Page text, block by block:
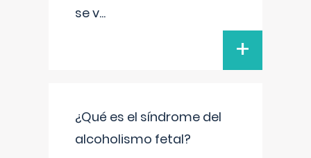
se v...
+
¿Qué es el síndrome del
alcoholismo fetal?